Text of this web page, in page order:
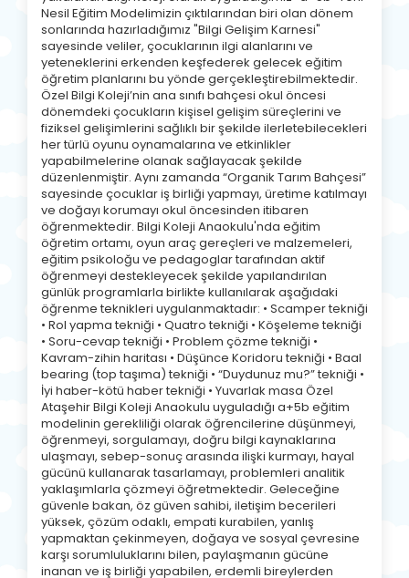
Nesil Eğitim Modelimizin çıktılarından biri olan dönem
sonlarında hazırladığımız "Bilgi Gelişim Karnesi"
sayesinde veliler, çocuklarının ilgi alanlarını ve
yeteneklerini erkenden keşfederek gelecek eğitim
öğretim planlarını bu yönde gerçekleştirebilmektedir.
Özel Bilgi Koleji’nin ana sınıfı bahçesi okul öncesi
dönemdeki çocukların kişisel gelişim süreçlerini ve
fiziksel gelişimlerini sağlıklı bir şekilde ilerletebilecekleri
her türlü oyunu oynamalarına ve etkinlikler
yapabilmelerine olanak sağlayacak şekilde
düzenlenmiştir. Aynı zamanda “Organik Tarım Bahçesi”
sayesinde çocuklar iş birliği yapmayı, üretime katılmayı
ve doğayı korumayı okul öncesinden itibaren
öğrenmektedir. Bilgi Koleji Anaokulu'nda eğitim
öğretim ortamı, oyun araç gereçleri ve malzemeleri,
eğitim psikoloğu ve pedagoglar tarafından aktif
öğrenmeyi destekleyecek şekilde yapılandırılan
günlük programlarla birlikte kullanılarak aşağıdaki
öğrenme teknikleri uygulanmaktadır: • Scamper tekniği
• Rol yapma tekniği • Quatro tekniği • Köşeleme tekniği
• Soru-cevap tekniği • Problem çözme tekniği •
Kavram-zihin haritası • Düşünce Koridoru tekniği • Baal
bearing (top taşıma) tekniği • “Duydunuz mu?” tekniği •
İyi haber-kötü haber tekniği • Yuvarlak masa Özel
Ataşehir Bilgi Koleji Anaokulu uyguladığı a+5b eğitim
modelinin gerekliliği olarak öğrencilerine düşünmeyi,
öğrenmeyi, sorgulamayı, doğru bilgi kaynaklarına
ulaşmayı, sebep-sonuç arasında ilişki kurmayı, hayal
gücünü kullanarak tasarlamayı, problemleri analitik
yaklaşımlarla çözmeyi öğretmektedir. Geleceğine
güvenle bakan, öz güven sahibi, iletişim becerileri
yüksek, çözüm odaklı, empati kurabilen, yanlış
yapmaktan çekinmeyen, doğaya ve sosyal çevresine
karşı sorumluluklarını bilen, paylaşmanın gücüne
inanan ve iş birliği yapabilen, erdemli bireylerden